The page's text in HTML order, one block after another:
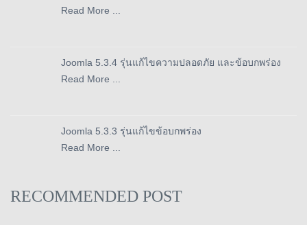
Read More ...
Joomla 5.3.4 รุ่นแก้ไขความปลอดภัย และข้อบกพร่อง
Read More ...
Joomla 5.3.3 รุ่นแก้ไขข้อบกพร่อง
Read More ...
RECOMMENDED POST